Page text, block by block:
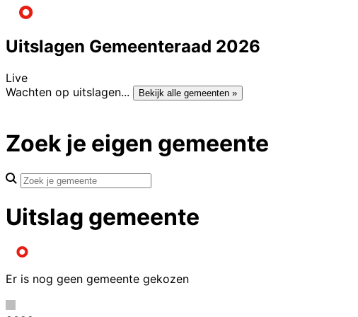
Uitslagen Gemeenteraad 2026
Live
Wachten op uitslagen...
Bekijk alle gemeenten »
Zoek je eigen gemeente
Uitslag gemeente
Er is nog geen gemeente gekozen